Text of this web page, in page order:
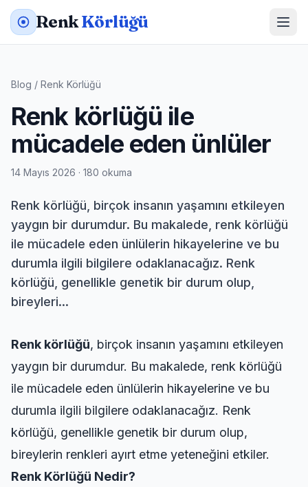
RenkKörlüğü
Blog / Renk Körlüğü
Renk körlüğü ile
mücadele eden ünlüler
14 Mayıs 2026 · 180 okuma
Renk körlüğü, birçok insanın yaşamını etkileyen
yaygın bir durumdur. Bu makalede, renk körlüğü
ile mücadele eden ünlülerin hikayelerine ve bu
durumla ilgili bilgilere odaklanacağız. Renk
körlüğü, genellikle genetik bir durum olup,
bireyleri...
Renk körlüğü, birçok insanın yaşamını etkileyen
yaygın bir durumdur. Bu makalede, renk körlüğü
ile mücadele eden ünlülerin hikayelerine ve bu
durumla ilgili bilgilere odaklanacağız. Renk
körlüğü, genellikle genetik bir durum olup,
bireylerin renkleri ayırt etme yeteneğini etkiler.
Renk Körlüğü Nedir?